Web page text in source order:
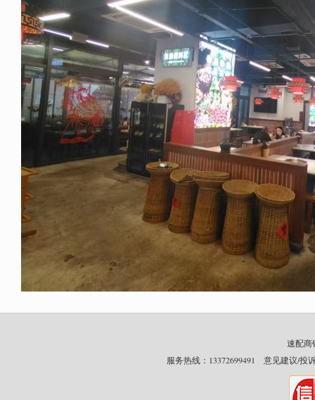
速配商
服务热线：13372699491 意见建议/投